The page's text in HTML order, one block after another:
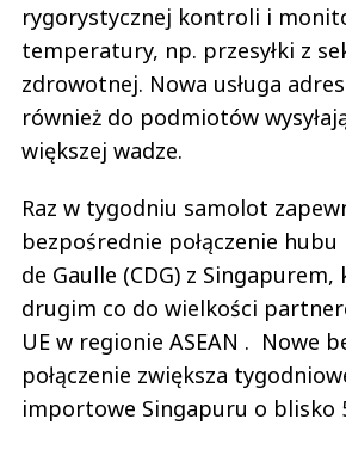
rygorystycznej kontroli i
temperatury, np. przesyłki z
zdrowotnej. Nowa usługa
również do podmiotów
większej wadze.
Raz w tygodniu samolot
bezpośrednie połączenie hubu
de Gaulle (CDG) z
drugim co do wielkości
UE w regionie ASEAN . Nowe
połączenie zwiększa
importowe Singapuru o blisko